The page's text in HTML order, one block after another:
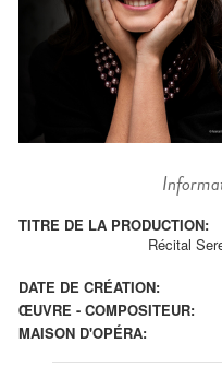
TITRE DE LA PRODUCTION:
Récital
DATE DE CRÉATION:
ŒUVRE - COMPOSITEUR:
MAISON D'OPÉRA: